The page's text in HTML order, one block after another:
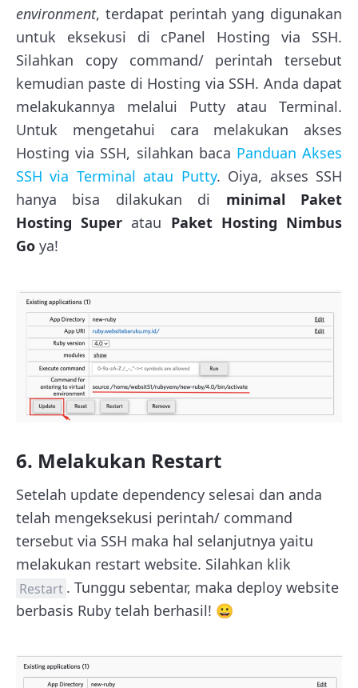
environment, terdapat perintah yang digunakan
untuk eksekusi di cPanel Hosting via SSH.
Silahkan copy command/ perintah tersebut
kemudian paste di Hosting via SSH. Anda dapat
melakukannya melalui Putty atau Terminal.
Untuk mengetahui cara melakukan akses
Hosting via SSH, silahkan baca Panduan Akses
SSH via Terminal atau Putty. Oiya, akses SSH
hanya bisa dilakukan di minimal Paket
Hosting Super atau Paket Hosting Nimbus
Go ya!
6. Melakukan Restart
Setelah update dependency selesai dan anda
telah mengeksekusi perintah/ command
tersebut via SSH maka hal selanjutnya yaitu
melakukan restart website. Silahkan klik
Restart . Tunggu sebentar, maka deploy website
berbasis Ruby telah berhasil! 😀